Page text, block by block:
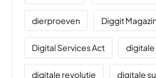
dierproeven Diggit
Digital Services Act
digitale revolutie digitale